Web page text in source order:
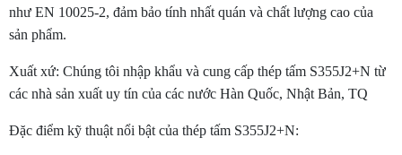
như EN 10025-2, đảm bảo tính nhất quán và chất lượng cao của
sản phẩm.
Xuất xứ: Chúng tôi nhập khẩu và cung cấp thép tấm S355J2+N từ
các nhà sản xuất uy tín của các nước Hàn Quốc, Nhật Bản, TQ
Đặc điểm kỹ thuật nổi bật của thép tấm S355J2+N: